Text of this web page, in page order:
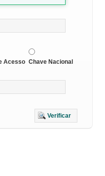
Acesso Chave Nacional
Verificar